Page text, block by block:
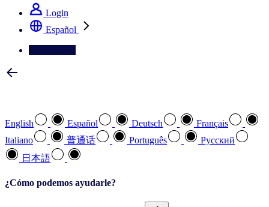
Login
Español
English Español Deutsch
Français
Italiano
普通话 Português
Pусский
日本語
¿Cómo podemos ayudarle?